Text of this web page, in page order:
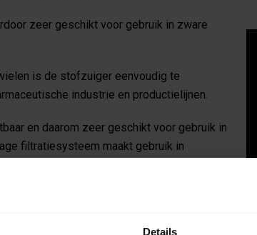
Details
zeer geschikt voor gebruik in zware
is de stofzuiger eenvoudig te
industrie en productielijnen.
en daarom zeer geschikt voor gebruik in
filtratiesysteem maakt gebruik in
is vereist. Kies uit twee soorten
zakfilters (polyester, katoen, PTFE of
kan elke zware taak aan is een icoon